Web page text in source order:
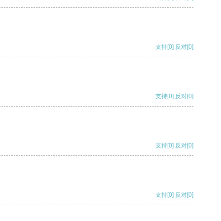
支持[0] 反对[0]
支持[0] 反对[0]
支持[0] 反对[0]
支持[0] 反对[0]